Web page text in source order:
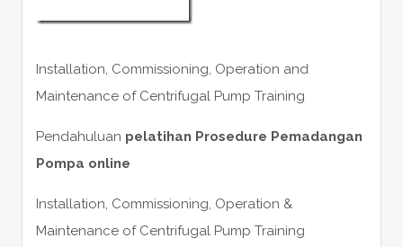
Installation, Commissioning, Operation and
Maintenance of Centrifugal Pump Training
Pendahuluan pelatihan Prosedure Pemadangan
Pompa online
Installation, Commissioning, Operation &
Maintenance of Centrifugal Pump Training